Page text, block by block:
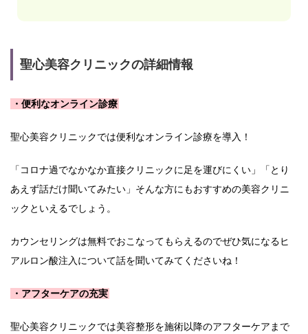
聖心美容クリニックの詳細情報
・便利なオンライン診療
聖心美容クリニックでは便利なオンライン診療を導入！
「コロナ過でなかなか直接クリニックに足を運びにくい」「とり
あえず話だけ聞いてみたい」そんな方にもおすすめの美容クリニ
ックといえるでしょう。
カウンセリングは無料でおこなってもらえるのでぜひ気になるヒ
アルロン酸注入について話を聞いてみてくださいね！
・アフターケアの充実
聖心美容クリニックでは美容整形を施術以降のアフターケアまで